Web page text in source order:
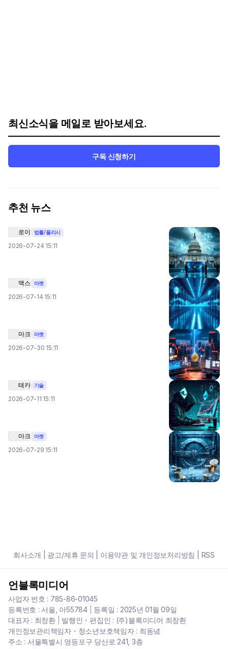
최신소식을 메일로 받아보세요.
구독 신청하기
추천 뉴스
로이 법률/폴리시
2026-07-24 15:11
맥스 마켓
2026-07-14 15:11
마크 마켓
2026-07-30 15:11
테카 기술
2026-07-11 15:11
마크 마켓
2026-07-29 15:11
회사소개 광고/제휴 문의 이용약관 및 개인정보처리방침 RSS
언블록미디어
사업자 번호 : 785-86-01045
등록번호 : 서울, 아55784| 등록일 : 2025년 01월 09일
대표자 : 최창환| 발행인・편집인 : (주)블록미디어 최창환
개인정보관리책임자・청소년보호책임자 : 최동녘
주소 : 서울특별시 영등포구 당산로 241, 3층